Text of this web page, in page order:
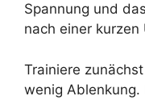
Spannung und
nach einer
Trainiere
wenig